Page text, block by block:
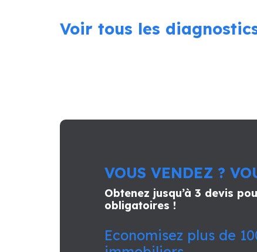
Voir tous les
VOUS VENDEZ ?
Obtenez jusqu’à 3 devis
obligatoires !
Economisez plus de